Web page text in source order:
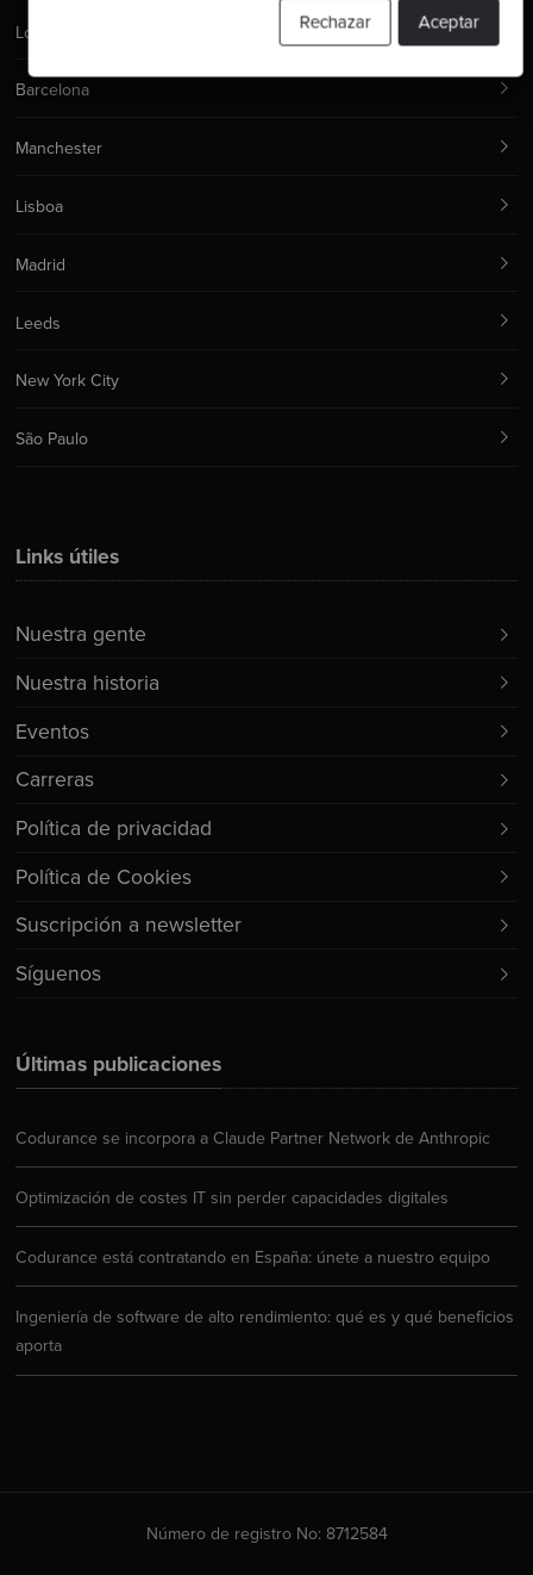
Aceptar
Rechazar
Últimas publicaciones
Codurance se incorpora a Claude Partner Network de Anthropic
Optimización de costes IT sin perder capacidades digitales
Codurance está contratando en España: únete a nuestro equipo
Ingeniería de software de alto rendimiento: qué es y qué beneficios
aporta
Links útiles
Nuestra gente
Nuestra historia
Eventos
Carreras
Política de privacidad
Política de Cookies
Suscripción a newsletter
Síguenos
Londres
Barcelona
Manchester
Lisboa
Madrid
Leeds
New York City
São Paulo
Número de registro No: 8712584